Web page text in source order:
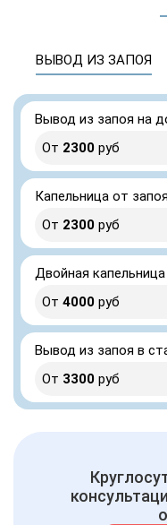
ВЫВОД ИЗ ЗАПОЯ
Вывод из запоя на
От 2300 руб
Капельница от запоя
От 2300 руб
Двойная
От 4000 руб
Вывод из запоя в
От 3300 руб